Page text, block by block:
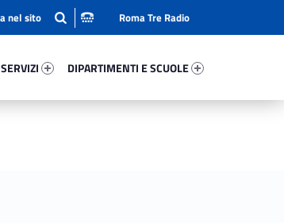
SERVIZI
DIPARTIMENTI E SCUOLE
Roma Tre Radio